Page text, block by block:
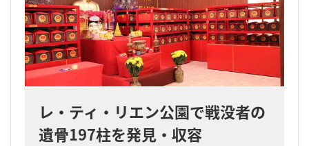
レ・ティ・リエン公園で戦没者の
遺骨197柱を発見・収容